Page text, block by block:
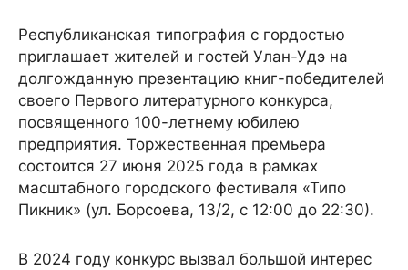
Республиканская типография с гордостью
приглашает жителей и гостей Улан-Удэ на
долгожданную презентацию книг-победителей
своего Первого литературного конкурса,
посвященного 100-летнему юбилею
предприятия. Торжественная премьера
состоится 27 июня 2025 года в рамках
масштабного городского фестиваля «Типо
Пикник» (ул. Борсоева, 13/2, с 12:00 до 22:30).
В 2024 году конкурс вызвал большой интерес